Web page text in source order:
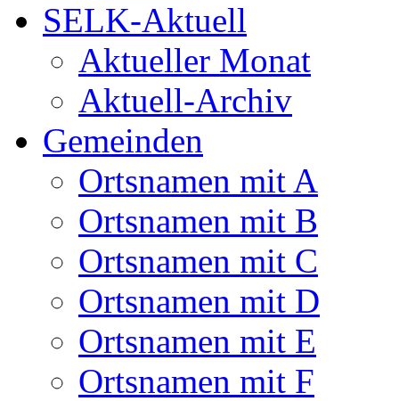
SELK-Aktuell
Aktueller Monat
Aktuell-Archiv
Gemeinden
Ortsnamen mit A
Ortsnamen mit B
Ortsnamen mit C
Ortsnamen mit D
Ortsnamen mit E
Ortsnamen mit F